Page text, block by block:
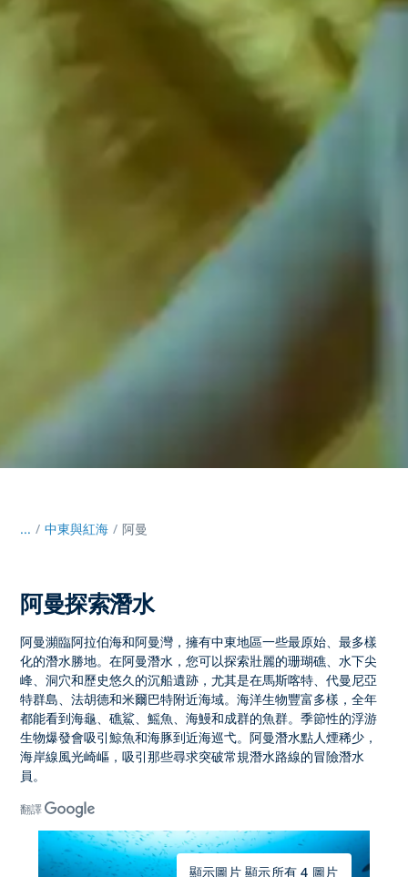
... / 中東與紅海 阿曼
阿曼探索潛水
阿曼瀕臨阿拉伯海和阿曼灣 ，擁有中東地區一些最原始、最多樣
化的潛水勝地。在阿曼潛水，您可以探索壯麗的珊瑚礁、水下尖
峰、洞穴和歷史悠久的沉船遺跡，尤其是在馬斯喀特 、代曼尼亞
特群島 、法胡德和米爾巴特附近海域。海洋生物豐富多樣，全年
都能看到海龜、礁鯊、鰩魚、海鰻和成群的魚群。季節性的浮游
生物爆發會吸引鯨魚和海豚到近海巡弋。阿曼潛水點人煙稀少，
海岸線風光崎嶇，吸引那些尋求突破常規潛水路線的冒險潛水
員。
翻譯
顯示圖片 顯示所有 4 圖片